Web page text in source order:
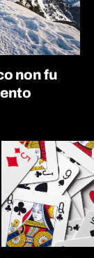
non fu